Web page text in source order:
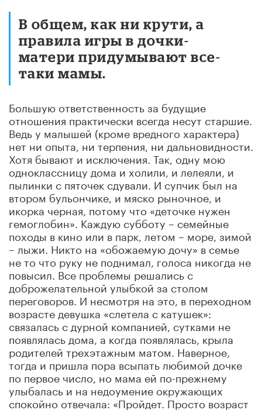
В общем, как ни крути, а
правила игры в дочки-
матери придумывают все-
таки мамы.
Большую ответственность за будущие
отношения практически всегда несут старшие.
Ведь у малышей (кроме вредного характера)
нет ни опыта, ни терпения, ни дальновидности.
Хотя бывают и исключения. Так, одну мою
одноклассницу дома и холили, и лелеяли, и
пылинки с пяточек сдували. И супчик был на
втором бульончике, и мяско рыночное, и
икорка черная, потому что «деточке нужен
гемоглобин». Каждую субботу – семейные
походы в кино или в парк, летом – море, зимой
– лыжи. Никто на «обожаемую дочу» в семье
не то что руку не поднимал, голоса никогда не
повысил. Все проблемы решались с
доброжелательной улыбкой за столом
переговоров. И несмотря на это, в переходном
возрасте девушка «слетела с катушек»:
связалась с дурной компанией, сутками не
появлялась дома, а когда появлялась, крыла
родителей трехэтажным матом. Наверное,
тогда и пришла пора всыпать любимой дочке
по первое число, но мама ей по-прежнему
улыбалась и на недоумение окружающих
спокойно отвечала: «Пройдет. Просто возраст